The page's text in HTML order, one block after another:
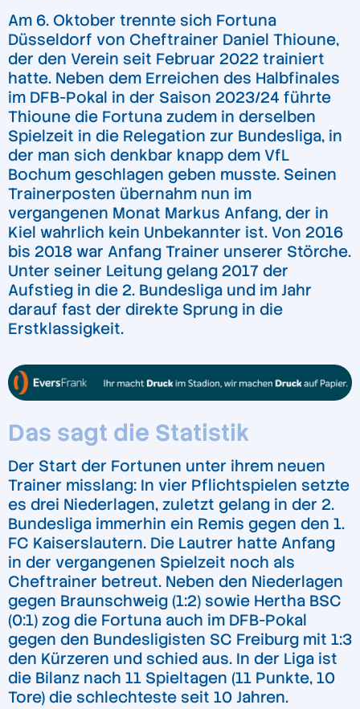
Am 6. Oktober trennte sich Fortuna
Düsseldorf von Cheftrainer Daniel Thioune,
der den Verein seit Februar 2022 trainiert
hatte. Neben dem Erreichen des Halbfinales
im DFB-Pokal in der Saison 2023/24 führte
Thioune die Fortuna zudem in derselben
Spielzeit in die Relegation zur Bundesliga, in
der man sich denkbar knapp dem VfL
Bochum geschlagen geben musste. Seinen
Trainerposten übernahm nun im
vergangenen Monat Markus Anfang, der in
Kiel wahrlich kein Unbekannter ist. Von 2016
bis 2018 war Anfang Trainer unserer Störche.
Unter seiner Leitung gelang 2017 der
Aufstieg in die 2. Bundesliga und im Jahr
darauf fast der direkte Sprung in die
Erstklassigkeit.
Das sagt die Statistik
Der Start der Fortunen unter ihrem neuen
Trainer misslang: In vier Pflichtspielen setzte
es drei Niederlagen, zuletzt gelang in der 2.
Bundesliga immerhin ein Remis gegen den 1.
FC Kaiserslautern. Die Lautrer hatte Anfang
in der vergangenen Spielzeit noch als
Cheftrainer betreut. Neben den Niederlagen
gegen Braunschweig (1:2) sowie Hertha BSC
(0:1) zog die Fortuna auch im DFB-Pokal
gegen den Bundesligisten SC Freiburg mit 1:3
den Kürzeren und schied aus. In der Liga ist
die Bilanz nach 11 Spieltagen (11 Punkte, 10
Tore) die schlechteste seit 10 Jahren.